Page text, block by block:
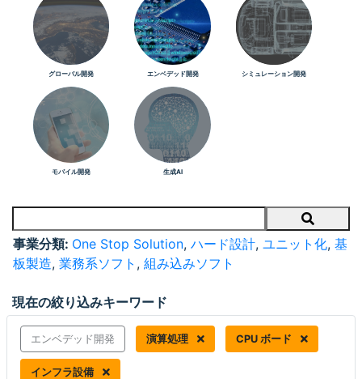
グローバル開発 エンベデッド開発 シミュレーション開発
モバイル開発 生成AI
Search
事業分類: One Stop Solution, ハード設計, ユニット化, 基
板製造, 業務系ソフト , 組み込みソフト
現在の絞り込みキーワード
エンベデッド開発 演算処理 CPU ボード
インフラ設備